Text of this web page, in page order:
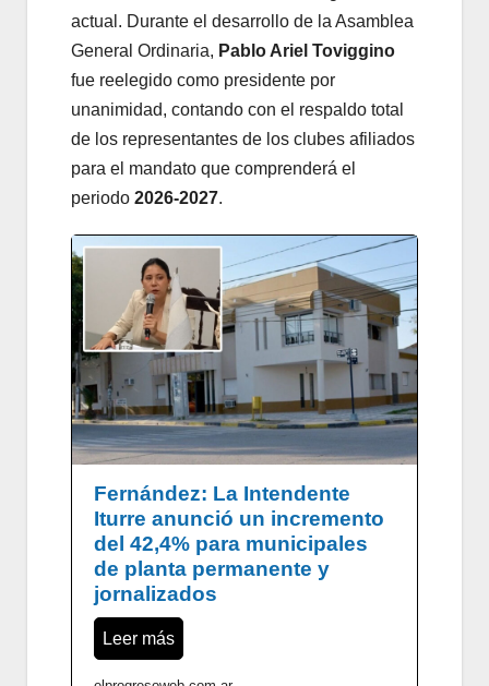
actual. Durante el desarrollo de la Asamblea
General Ordinaria, Pablo Ariel Toviggino
fue reelegido como presidente por
unanimidad, contando con el respaldo total
de los representantes de los clubes afiliados
para el mandato que comprenderá el
periodo 2026-2027.
Fernández: La Intendente
Iturre anunció un incremento
del 42,4% para municipales
de planta permanente y
jornalizados
Leer más